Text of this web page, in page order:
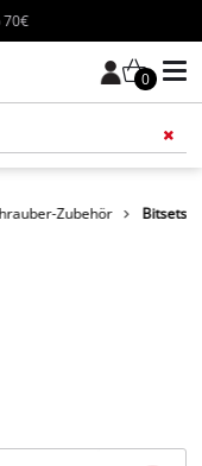
70€
0
Zubehör Bitsets